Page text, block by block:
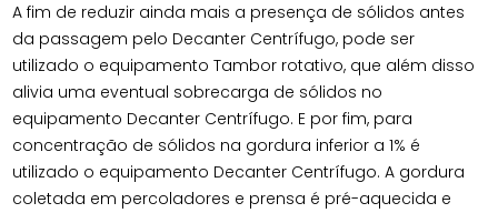
A fim de reduzir ainda mais a presença de sólidos antes
da passagem pelo Decanter Centrífugo, pode ser
utilizado o equipamento Tambor rotativo, que além disso
alivia uma eventual sobrecarga de sólidos no
equipamento Decanter Centrífugo. E por fim, para
concentração de sólidos na gordura inferior a 1% é
utilizado o equipamento Decanter Centrífugo. A gordura
coletada em percoladores e prensa é pré-aquecida e